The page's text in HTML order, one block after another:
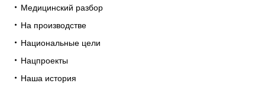
Медицинский разбор
На производстве
Национальные цели
Нацпроекты
Наша история